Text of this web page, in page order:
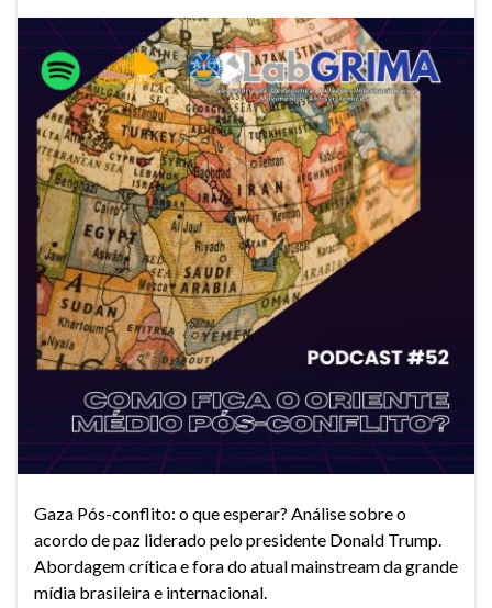
Gaza Pós-conflito: o que esperar? Análise sobre o
acordo de paz liderado pelo presidente Donald Trump.
Abordagem crítica e fora do atual mainstream da grande
mídia brasileira e internacional.